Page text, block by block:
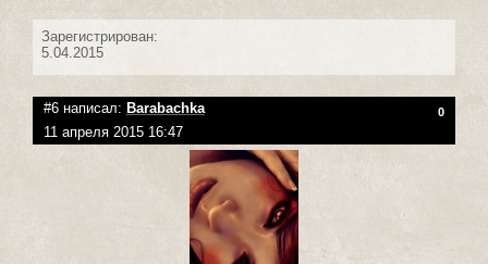
Зарегистрирован:
5.04.2015
#6 написал: Barabachka 0
11 апреля 2015 16:47